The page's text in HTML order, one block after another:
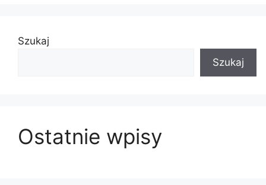
Szukaj
Szukaj
Ostatnie wpisy